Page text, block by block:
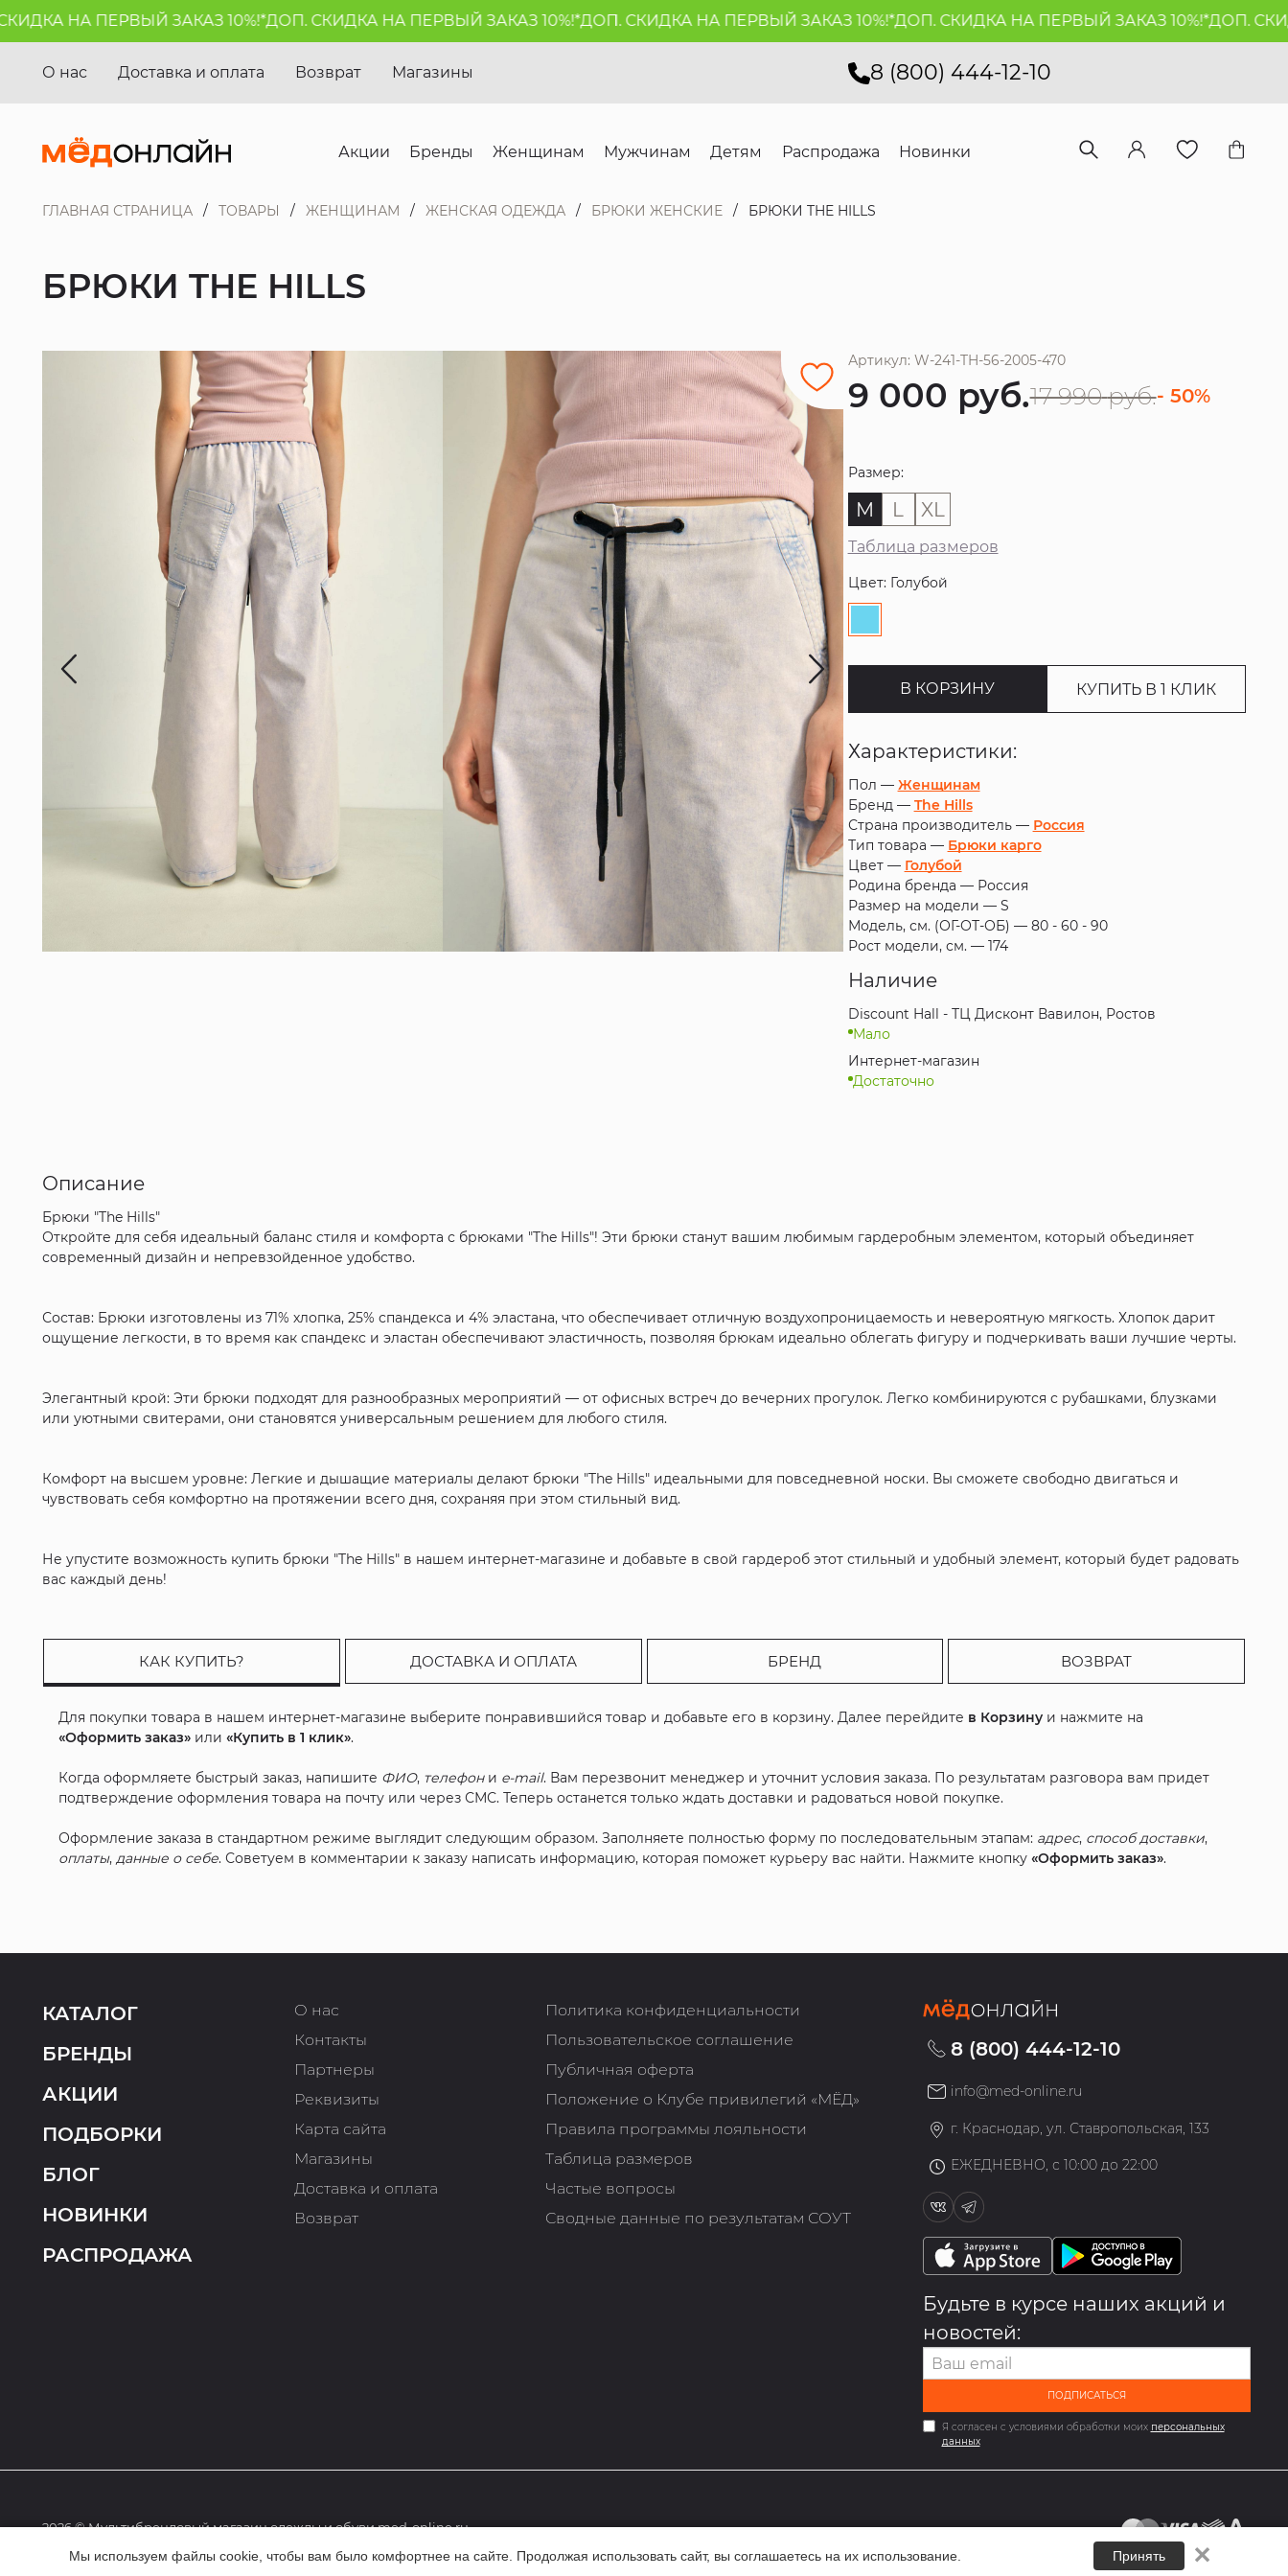
Мы используем файлы cookie, чтобы вам было комфортнее на сайте. Продолжая использовать сайт, вы соглашаетесь на их использование. Принять ✕
НА ПЕРВЫЙ ЗАКАЗ 10%!*ДОП. СКИДКА НА ПЕРВЫЙ ЗАКАЗ 10%!*ДОП. СКИДКА НА ПЕРВЫЙ ЗАКАЗ 10%!*ДОП. СКИДКА НА ПЕРВЫЙ ЗАКАЗ 10%!*ДОП.
8 (800) 444-12-10
О нас Доставка и оплата Возврат Магазины
Акции Бренды Женщинам Мужчинам Детям Распродажа Новинки
ГЛАВНАЯ СТРАНИЦА ТОВАРЫ ЖЕНЩИНАМ ЖЕНСКАЯ ОДЕЖДА БРЮКИ ЖЕНСКИЕ БРЮКИ THE HILLS
БРЮКИ THE HILLS
Артикул: W-241-TH-56-2005-470
9 000 руб.17 990 руб.- 50%
Размер:
M L XL
Таблица размеров
Цвет: Голубой
В КОРЗИНУ КУПИТЬ В 1 КЛИК
Характеристики:
Пол — Женщинам
Бренд — The Hills
Страна производитель — Россия
Тип товара — Брюки карго
Цвет — Голубой
Родина бренда — Россия
Размер на модели — S
Модель, см. (ОГ-ОТ-ОБ) — 80 - 60 - 90
Рост модели, см. — 174
Наличие
Discount Hall - ТЦ Дисконт Вавилон, Ростов
Мало
Интернет-магазин
Достаточно
Описание
Брюки "The Hills"
Откройте для себя идеальный баланс стиля и комфорта с брюками "The Hills"! Эти брюки станут вашим любимым гардеробным элементом, который объединяет
современный дизайн и непревзойденное удобство.
Состав: Брюки изготовлены из 71% хлопка, 25% спандекса и 4% эластана, что обеспечивает отличную воздухопроницаемость и невероятную мягкость. Хлопок дарит
ощущение легкости, в то время как спандекс и эластан обеспечивают эластичность, позволяя брюкам идеально облегать фигуру и подчеркивать ваши лучшие черты.
Элегантный крой: Эти брюки подходят для разнообразных мероприятий — от офисных встреч до вечерних прогулок. Легко комбинируются с рубашками, блузками
или уютными свитерами, они становятся универсальным решением для любого стиля.
Комфорт на высшем уровне: Легкие и дышащие материалы делают брюки "The Hills" идеальными для повседневной носки. Вы сможете свободно двигаться и
чувствовать себя комфортно на протяжении всего дня, сохраняя при этом стильный вид.
Не упустите возможность купить брюки "The Hills" в нашем интернет-магазине и добавьте в свой гардероб этот стильный и удобный элемент, который будет радовать
вас каждый день!
КАК КУПИТЬ? ДОСТАВКА И ОПЛАТА БРЕНД ВОЗВРАТ
Для покупки товара в нашем интернет-магазине выберите понравившийся товар и добавьте его в корзину. Далее перейдите в Корзину и нажмите на
«Оформить заказ» или«Купить в 1 клик».
Когда оформляете быстрый заказ, напишите ФИО, телефони e-mail. Вам перезвонит менеджер и уточнит условия заказа. По результатам разговора вам придет
подтверждение оформления товара на почту или через СМС. Теперь останется только ждать доставки и радоваться новой покупке.
Оформление заказа в стандартном режиме выглядит следующим образом. Заполняете полностью форму по последовательным этапам: адрес, способ доставки,
оплаты,данные о себе. Советуем в комментарии к заказу написать информацию, которая поможет курьеру вас найти. Нажмите кнопку«Оформить заказ».
КАТАЛОГ
БРЕНДЫ
АКЦИИ
ПОДБОРКИ
БЛОГ
НОВИНКИ
РАСПРОДАЖА
О нас
Контакты
Партнеры
Реквизиты
Карта сайта
Магазины
Доставка и оплата
Возврат
Политика конфиденциальности
Пользовательское соглашение
Публичная оферта
Положение о Клубе привилегий «МЁД»
Правила программы лояльности
Таблица размеров
Частые вопросы
Сводные данные по результатам СОУТ
8 (800) 444-12-10
info@med-online.ru
г. Краснодар, ул. Ставропольская, 133
ЕЖЕДНЕВНО, с 10:00 до 22:00
Будьте в курсе наших акций и
новостей:
ПОДПИСАТЬСЯ
Я согласен с условиями обработки моих персональных
данных
2026 © Мультибрендовый магазин одежды и обуви med-online.ru